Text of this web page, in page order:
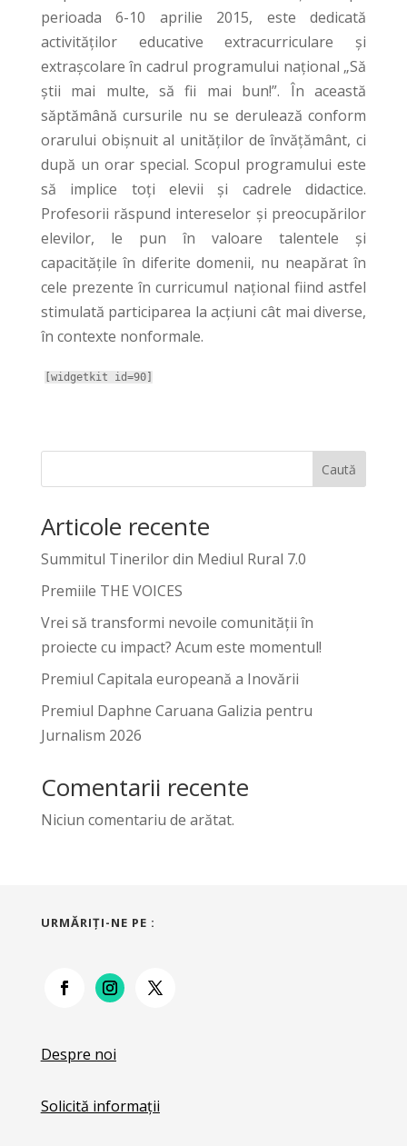
perioada 6-10 aprilie 2015, este dedicată
activităților educative extracurriculare și
extrașcolare în cadrul programului național „Să
știi mai multe, să fii mai bun!”. În această
săptămână cursurile nu se derulează conform
orarului obișnuit al unităților de învățământ, ci
după un orar special. Scopul programului este
să implice toți elevii și cadrele didactice.
Profesorii răspund intereselor și preocupărilor
elevilor, le pun în valoare talentele și
capacitățile în diferite domenii, nu neapărat în
cele prezente în curricumul național fiind astfel
stimulată participarea la acțiuni cât mai diverse,
în contexte nonformale.
[widgetkit id=90]
Caută
Articole recente
Summitul Tinerilor din Mediul Rural 7.0
Premiile THE VOICES
Vrei să transformi nevoile comunității în
proiecte cu impact? Acum este momentul!
Premiul Capitala europeană a Inovării
Premiul Daphne Caruana Galizia pentru
Jurnalism 2026
Comentarii recente
Niciun comentariu de arătat.
URMĂRIŢI-NE PE :
Despre noi
Solicită informații